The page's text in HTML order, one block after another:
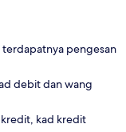
pengesan
debit dan wang
kad kredit